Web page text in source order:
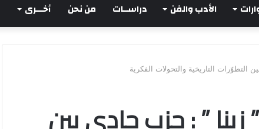
الأدب والفن دراســات من نحن أخـــرى
التاريخية والتحولات الفكرية
زينا ” : حزب حادي بين